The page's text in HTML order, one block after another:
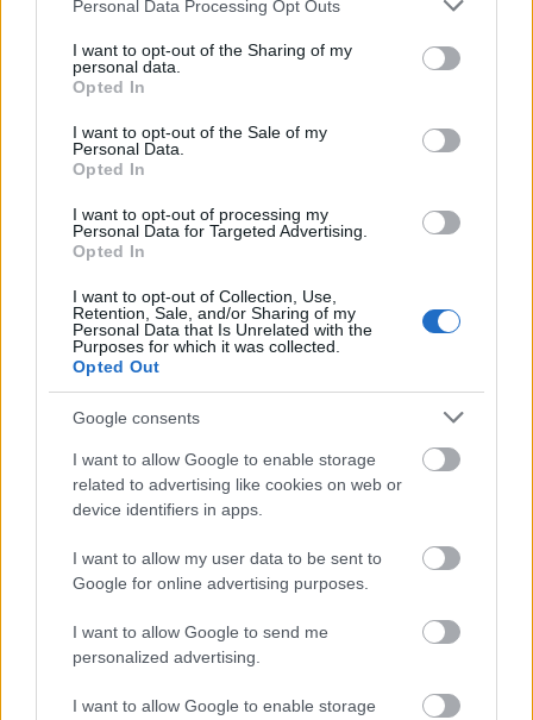
not limited to your visit or usage behaviour. You may click to
grant or deny consent to Google and its third-party tags to
use your data for below specified purposes in below Google
consent section.
Personal Data Processing Opt Outs
I want to opt-out of the Sharing of my
personal data.
Opted In
I want to opt-out of the Sale of my
Personal Data.
Opted In
I want to opt-out of processing my
Personal Data for Targeted Advertising.
Opted In
I want to opt-out of Collection, Use,
Retention, Sale, and/or Sharing of my
Personal Data that Is Unrelated with the
Purposes for which it was collected.
Opted Out
Google consents
I want to allow Google to enable storage
related to advertising like cookies on web or
device identifiers in apps.
I want to allow my user data to be sent to
Google for online advertising purposes.
I want to allow Google to send me
personalized advertising.
I want to allow Google to enable storage
Online vetítések a Vörösmarty
Színház Facebook-oldalán
mtothorsi•2020. május 04.
A virtuális függöny ezen a héten is kedden és
csütörtökön libben fel a képernyők előtt, a heti
menü: Perelj, Uram! és A fösvény.